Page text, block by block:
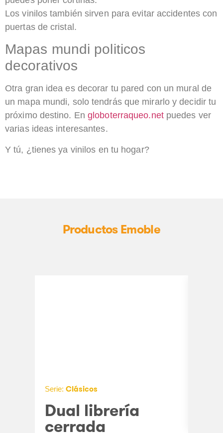
Los vinilos también sirven para evitar accidentes con
puertas de cristal.
Mapas mundi politicos
decorativos
Otra gran idea es decorar tu pared con un mural de
un mapa mundi, solo tendrás que mirarlo y decidir tu
próximo destino. Engloboterraqueo.netpuedes ver
varias ideas interesantes.
Y tú, ¿tienes ya vinilos en tu hogar?
Productos Emoble
Serie: Clásicos
Dual librería
cerrada